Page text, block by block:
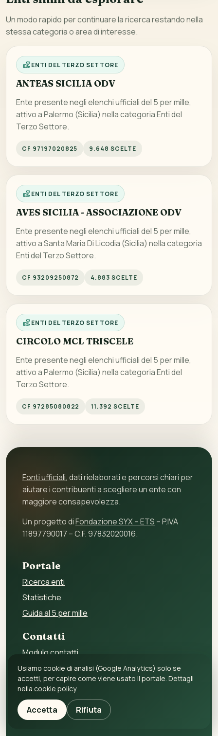
Un modo rapido per continuare la ricerca restando nella
stessa categoria o area di interesse.
ENTI DEL TERZO SETTORE
ANTEAS SICILIA ODV
Ente presente negli elenchi ufficiali del 5 per mille,
attivo a Palermo (Sicilia) nella categoria Enti del
Terzo Settore.
CF 97197020825 9.648 SCELTE
ENTI DEL TERZO SETTORE
AVES SICILIA - ASSOCIAZIONE ODV
Ente presente negli elenchi ufficiali del 5 per mille,
attivo a Santa Maria Di Licodia (Sicilia) nella categoria
Enti del Terzo Settore.
CF 93209250872 4.883 SCELTE
ENTI DEL TERZO SETTORE
CIRCOLO MCL TRISCELE
Ente presente negli elenchi ufficiali del 5 per mille,
attivo a Palermo (Sicilia) nella categoria Enti del
Terzo Settore.
CF 97285080822 11.392 SCELTE
Fonti ufficiali, dati rielaborati e percorsi chiari per
aiutare i contribuenti a scegliere un ente con
maggiore consapevolezza.
Un progetto diFondazione SYX – ETS – P.IVA
11897790017 – C.F. 97832020016.
Portale
Ricerca enti
Statistiche
Guida al 5 per mille
Contatti
Modulo contatti
Per gli enti
Per i fornitori
Privacy policy
Cookie policy
Usiamo cookie di analisi (Google Analytics) solo se
accetti, per capire come viene usato il portale. Dettagli
nella cookie policy.
Accetta Rifiuta